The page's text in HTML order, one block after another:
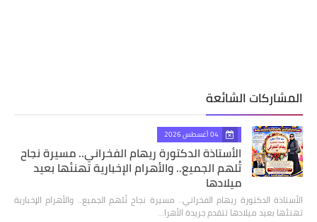
المشاركات الشائعة
04 أغسطس 2026
الأستاذة الدكتورة ريهام الفخراني.. مسيرة نجاح
تُلهم الجميع.. والأهرام الإخبارية تهنئها بعيد
ميلادها
الأستاذة الدكتورة ريهام الفخراني.. مسيرة نجاح تُلهم الجميع.. والأهرام الإخبارية
تهنئها بعيد ميلادها تتقدم جريدة الأهرا…